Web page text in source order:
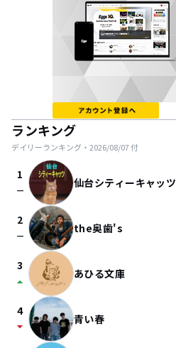
ランキング
デイリーランキング・ 2026/08/07付
1
check_indeterminate_small 仙台シティーキャッツ
2
check_indeterminate_small the奥歯's
3
arrow_drop_up あひる文庫
4
arrow_drop_down 青い春